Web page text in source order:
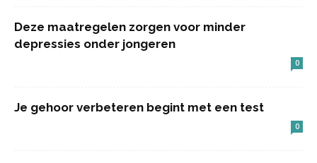
Deze maatregelen zorgen voor minder
depressies onder jongeren
0
Je gehoor verbeteren begint met een test
0